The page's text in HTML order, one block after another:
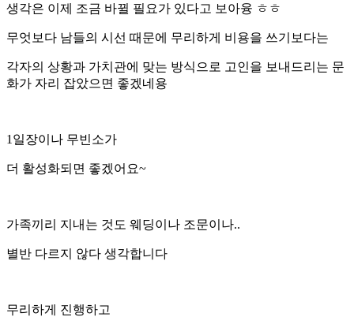
생각은 이제 조금 바뀔 필요가 있다고 보아융 ㅎㅎ
무엇보다 남들의 시선 때문에 무리하게 비용을 쓰기보다는
각자의 상황과 가치관에 맞는 방식으로 고인을 보내드리는 문
화가 자리 잡았으면 좋겠네용
1일장이나 무빈소가
더 활성화되면 좋겠어요~
가족끼리 지내는 것도 웨딩이나 조문이나..
별반 다르지 않다 생각합니다
무리하게 진행하고